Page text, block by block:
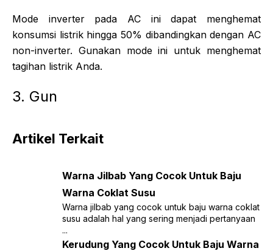
Mode inverter pada AC ini dapat menghemat
konsumsi listrik hingga 50% dibandingkan dengan AC
non-inverter. Gunakan mode ini untuk menghemat
tagihan listrik Anda.
3. Gun
Artikel Terkait
Warna Jilbab Yang Cocok Untuk Baju
Warna Coklat Susu
Warna jilbab yang cocok untuk baju warna coklat
susu adalah hal yang sering menjadi pertanyaan
...
Kerudung Yang Cocok Untuk Baju Warna